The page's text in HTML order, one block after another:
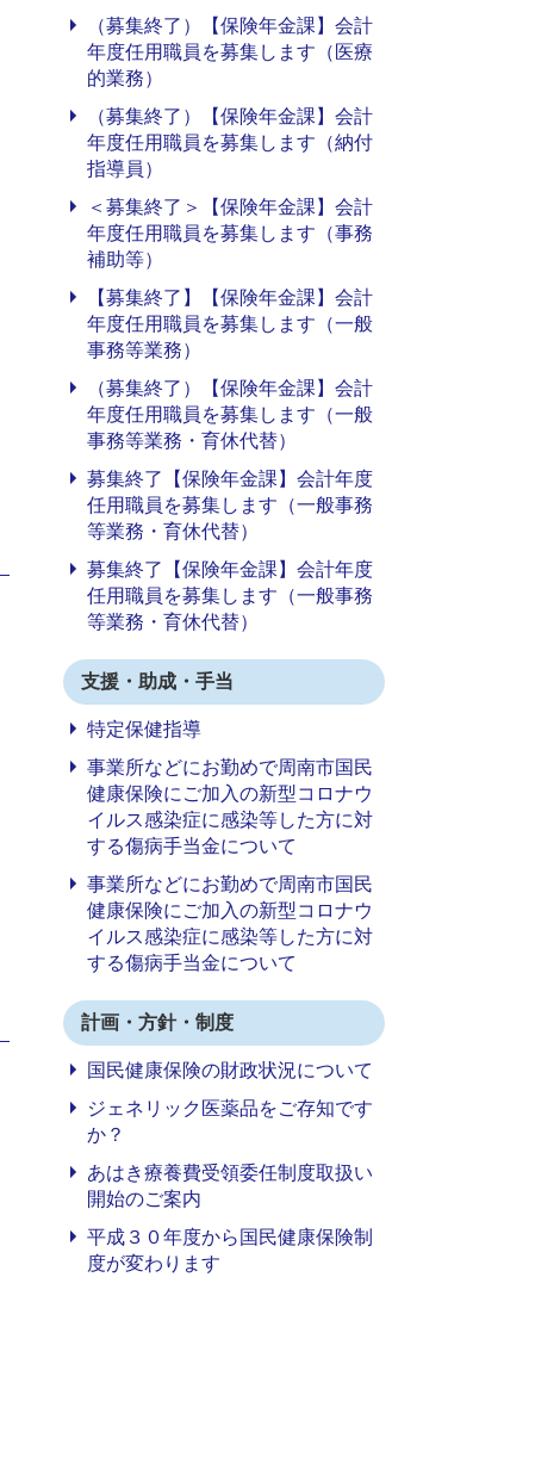
（募集終了）【保険年金課】会計
年度任用職員を募集します（医療
的業務）
（募集終了）【保険年金課】会計
年度任用職員を募集します（納付
指導員）
＜募集終了＞【保険年金課】会計
年度任用職員を募集します（事務
補助等）
【募集終了】【保険年金課】会計
年度任用職員を募集します（一般
事務等業務）
（募集終了）【保険年金課】会計
年度任用職員を募集します（一般
事務等業務・育休代替）
募集終了【保険年金課】会計年度
任用職員を募集します（一般事務
等業務・育休代替）
募集終了【保険年金課】会計年度
任用職員を募集します（一般事務
等業務・育休代替）
支援・助成・手当
特定保健指導
事業所などにお勤めで周南市国民
健康保険にご加入の新型コロナウ
イルス感染症に感染等した方に対
する傷病手当金について
事業所などにお勤めで周南市国民
健康保険にご加入の新型コロナウ
イルス感染症に感染等した方に対
する傷病手当金について
計画・方針・制度
国民健康保険の財政状況について
ジェネリック医薬品をご存知です
か？
あはき療養費受領委任制度取扱い
開始のご案内
平成３０年度から国民健康保険制
度が変わります